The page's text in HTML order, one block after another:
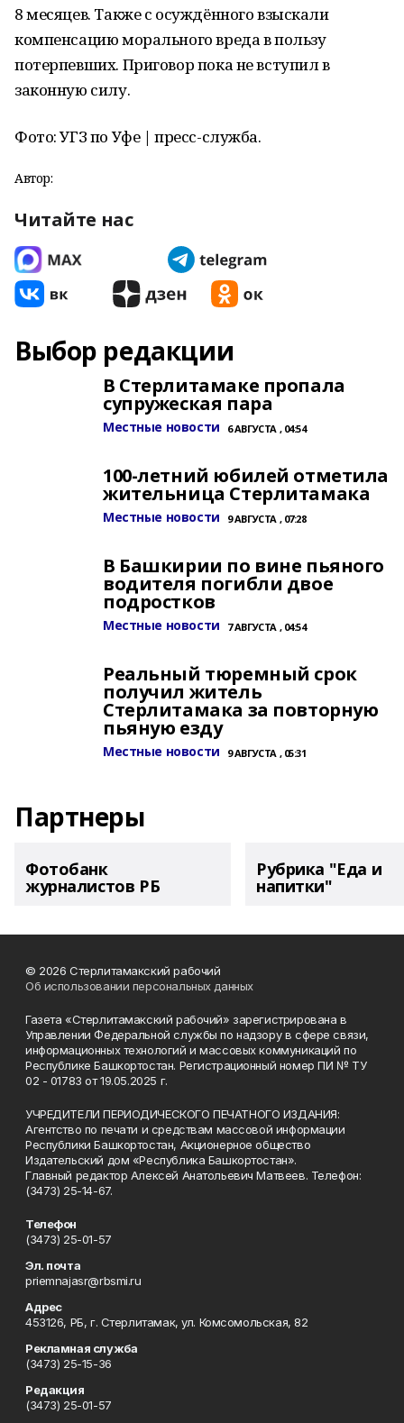
8 месяцев. Также с осуждённого взыскали
компенсацию морального вреда в пользу
потерпевших. Приговор пока не вступил в
законную силу.
Фото: УГЗ по Уфе | пресс-служба.
Автор:
Читайте нас
Выбор редакции
В Стерлитамаке пропала
супружеская пара
Местные новости 6 АВГУСТА , 04:54
100-летний юбилей отметила
жительница Стерлитамака
Местные новости 9 АВГУСТА , 07:28
В Башкирии по вине пьяного
водителя погибли двое
подростков
Местные новости 7 АВГУСТА , 04:54
Реальный тюремный срок
получил житель
Стерлитамака за повторную
пьяную езду
Местные новости 9 АВГУСТА , 05:31
Партнеры
Фотобанк
журналистов РБ
Рубрика "Еда и
напитки"
© 2026 Стерлитамакский рабочий
Об использовании персональных данных
Газета «Стерлитамакский рабочий» зарегистрирована в
Управлении Федеральной службы по надзору в сфере связи,
информационных технологий и массовых коммуникаций по
Республике Башкортостан. Регистрационный номер ПИ № ТУ
02 - 01783 от 19.05.2025 г.
УЧРЕДИТЕЛИ ПЕРИОДИЧЕСКОГО ПЕЧАТНОГО ИЗДАНИЯ:
Агентство по печати и средствам массовой информации
Республики Башкортостан, Акционерное общество
Издательский дом «Республика Башкортостан».
Главный редактор Алексей Анатольевич Матвеев. Телефон:
(3473) 25-14-67.
Телефон
(3473) 25-01-57
Эл. почта
priemnajasr@rbsmi.ru
Адрес
453126, РБ, г. Стерлитамак, ул. Комсомольская, 82
Рекламная служба
(3473) 25-15-36
Редакция
(3473) 25-01-57